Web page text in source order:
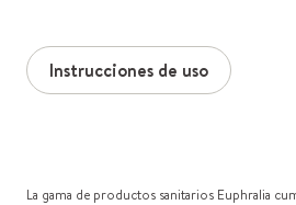
Instrucciones de uso
La gama de productos sanitarios Euphralia